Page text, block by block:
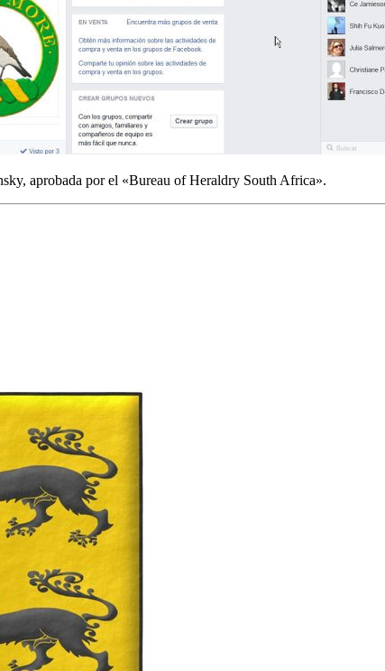
aprobada por el «Bureau of Heraldry South Africa».